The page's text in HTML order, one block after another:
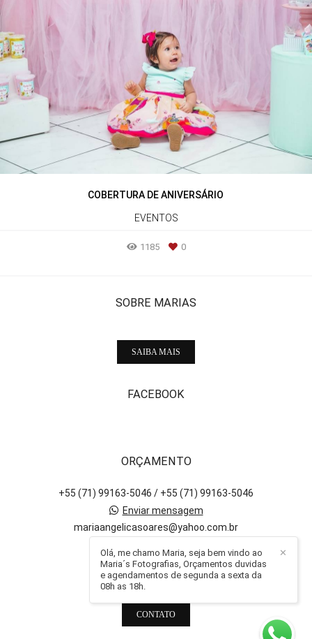
COBERTURA DE ANIVERSÁRIO
EVENTOS
1185 0
SOBRE MARIAS
SAIBA MAIS
FACEBOOK
ORÇAMENTO
+55 (71) 99163-5046 / +55 (71) 99163-5046
Enviar mensagem
mariaangelicasoares@yahoo.com.br
CONTATO
✕
Olá, me chamo Maria, seja bem vindo ao
Maria´s Fotografias, Orçamentos duvidas
e agendamentos de segunda a sexta da
08h as 18h.